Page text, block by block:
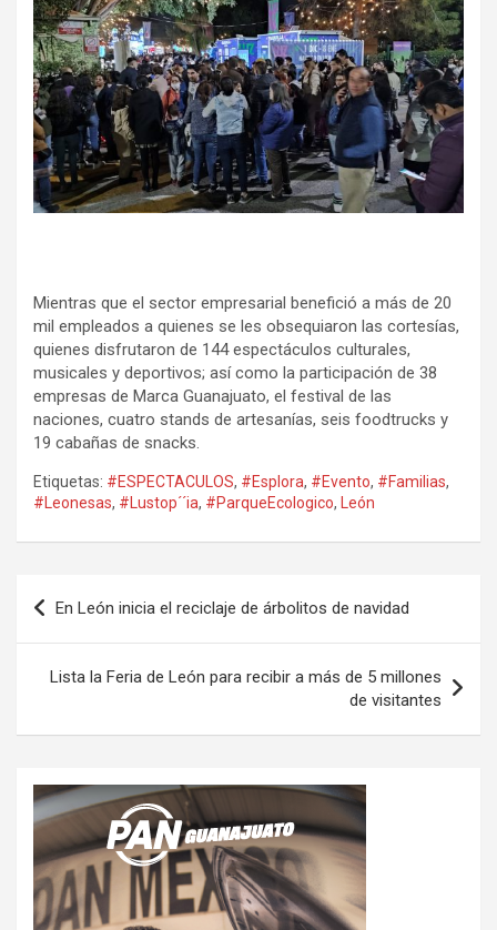
Mientras que el sector empresarial benefició a más de 20
mil empleados a quienes se les obsequiaron las cortesías,
quienes disfrutaron de 144 espectáculos culturales,
musicales y deportivos; así como la participación de 38
empresas de Marca Guanajuato, el festival de las
naciones, cuatro stands de artesanías, seis foodtrucks y
19 cabañas de snacks.
Etiquetas: #ESPECTACULOS, #Esplora, #Evento, #Familias,
#Leonesas, #Lustop´´ia, #ParqueEcologico, León
Navegación
de
entradas
En León inicia el reciclaje de árbolitos de navidad
Lista la Feria de León para recibir a más de 5 millones
de visitantes